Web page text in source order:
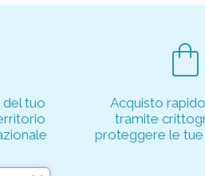
del tuo
shopping_bag
Acquisto
tramite
proteggere le tue